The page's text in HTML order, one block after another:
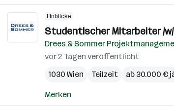
Einblicke
Studentischer Mitarbeiter /
Drees & Sommer
vor 2 Tagen veröffentlicht
1030 Wien
Teilzeit ab 30.000 €
Merken